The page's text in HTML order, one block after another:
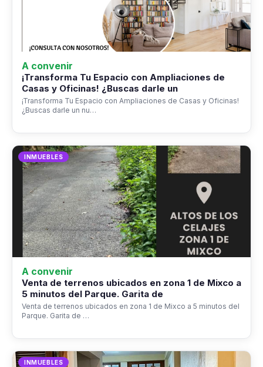
A convenir
¡Transforma Tu Espacio con Ampliaciones de
Casas y Oficinas! ¿Buscas darle un
¡Transforma Tu Espacio con Ampliaciones de Casas y Oficinas!
¿Buscas darle un nu…
INMUEBLES
A convenir
Venta de terrenos ubicados en zona 1 de Mixco a
5 minutos del Parque. Garita de
Venta de terrenos ubicados en zona 1 de Mixco a 5 minutos del
Parque. Garita de …
INMUEBLES